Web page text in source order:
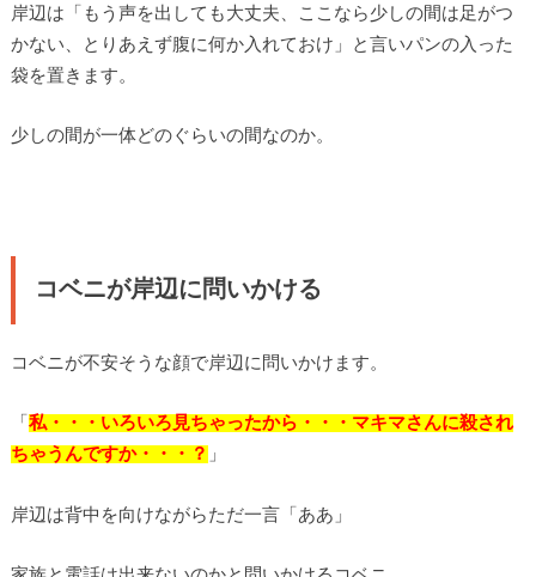
岸辺は「もう声を出しても大丈夫、ここなら少しの間は足がつ
かない、とりあえず腹に何か入れておけ」と言いパンの入った
袋を置きます。
少しの間が一体どのぐらいの間なのか。
コベニが岸辺に問いかける
コベニが不安そうな顔で岸辺に問いかけます。
「 私・・・いろいろ見ちゃったから・・・マキマさんに殺され
ちゃうんですか・・・？ 」
岸辺は背中を向けながらただ一言「ああ」